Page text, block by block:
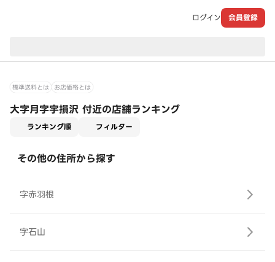
ログイン 会員登録
標準送料とは お店価格とは
大字月字宇損沢 付近の店舗ランキング
ランキング順 フィルター
その他の住所から探す
字赤羽根
字石山